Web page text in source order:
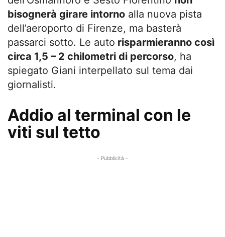
bisognerà girare intorno alla nuova pista
dell’aeroporto di Firenze, ma basterà
passarci sotto. Le auto risparmieranno così
circa 1,5 – 2 chilometri di percorso, ha
spiegato Giani interpellato sul tema dai
giornalisti.
Addio al terminal con le
viti sul tetto
- Pubblicità -